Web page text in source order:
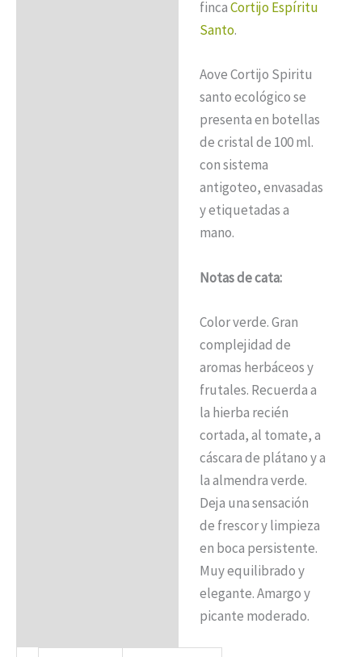
fincaCortijo Espíritu
Santo.
Aove Cortijo Spiritu
santo ecológico se
presenta en botellas
de cristal de 100 ml.
con sistema
antigoteo, envasadas
y etiquetadas a
mano.
Notas de cata:
Color verde. Gran
complejidad de
aromas herbáceos y
frutales. Recuerda a
la hierba recién
cortada, al tomate, a
cáscara de plátano y a
la almendra verde.
Deja una sensación
de frescor y limpieza
en boca persistente.
Muy equilibrado y
elegante. Amargo y
picante moderado.